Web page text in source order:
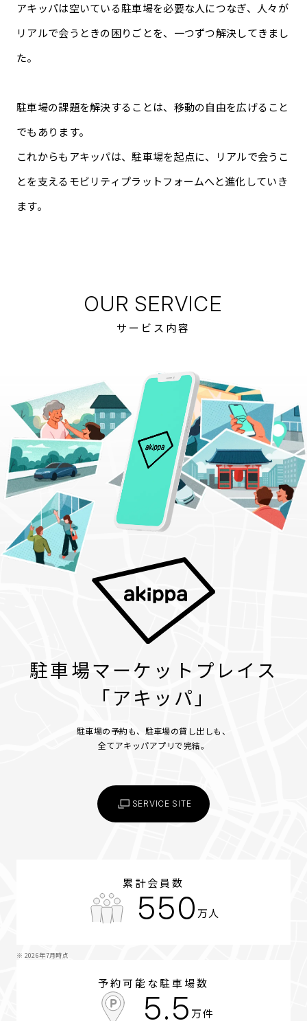
アキッパは空いている駐車場を必要な人につなぎ、 人々が
リアルで会うときの困りごとを、一つずつ解決してきまし
た。
駐車場の課題を解決することは、移動の自由を広げること
でもあります。
これからもアキッパは、駐車場を起点に、リアルで会うこ
とを支えるモビリティプラットフォームへと進化していき
ます。
OUR SERVICE
サービス内容
駐車場マーケットプレイス
「アキッパ」
駐車場の予約も、駐車場の貸し出しも、
全てアキッパアプリで完結。
SERVICE SITE
累計会員数
550万人
※ 2026年7月時点
予約可能な駐車場数
5.5万件